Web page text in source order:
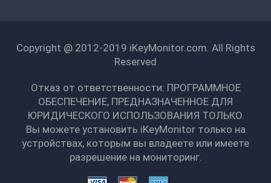
Copyright @ 2012-2019 iKeyMonitor.com. All Rights
Reserved
Отказ от ответственности: ПРОГРАММНОЕ
ОБЕСПЕЧЕНИЕ, ПРЕДНАЗНАЧЕННОЕ ДЛЯ
ЮРИДИЧЕСКОГО ИСПОЛЬЗОВАНИЯ ТОЛЬКО.
Вы можете установить iKeyMonitor только на
устройствах, которым вы владеете или имеете
разрешение на мониторинг.